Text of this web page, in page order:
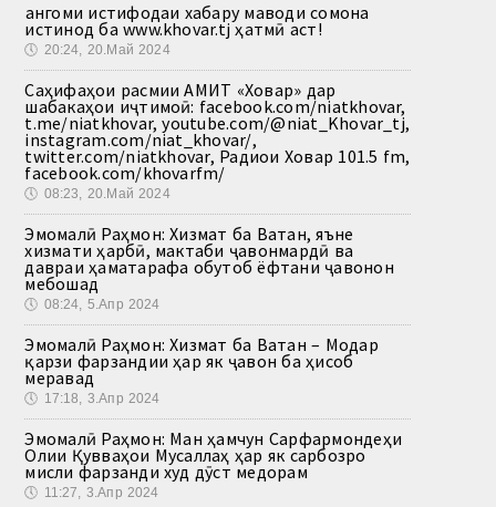
Ҳангоми истифодаи хабару маводи сомона
истинод ба www.khovar.tj ҳатмӣ аст!
🕔 20:24, 20.Май 2024
Саҳифаҳои расмии АМИТ «Ховар» дар
шабакаҳои иҷтимоӣ: facebook.com/niatkhovar,
t.me/niatkhovar, youtube.com/@niat_Khovar_tj,
instagram.com/niat_khovar/,
twitter.com/niatkhovar, Радиои Ховар 101.5 fm,
facebook.com/khovarfm/
🕔 08:23, 20.Май 2024
Эмомалӣ Раҳмон: Хизмат ба Ватан, яъне
хизмати ҳарбӣ, мактаби ҷавонмардӣ ва
давраи ҳаматарафа обутоб ёфтани ҷавонон
мебошад
🕔 08:24, 5.Апр 2024
Эмомалӣ Раҳмон: Хизмат ба Ватан – Модар
қарзи фарзандии ҳар як ҷавон ба ҳисоб
меравад
🕔 17:18, 3.Апр 2024
Эмомалӣ Раҳмон: Ман ҳамчун Сарфармондеҳи
Олии Қувваҳои Мусаллаҳ ҳар як сарбозро
мисли фарзанди худ дӯст медорам
🕔 11:27, 3.Апр 2024